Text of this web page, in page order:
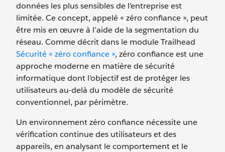
données les plus sensibles de l’entreprise est
limitée. Ce concept, appelé « zéro confiance », peut
être mis en œuvre à l’aide de la segmentation du
réseau. Comme décrit dans le module Trailhead
Sécurité « zéro confiance », zéro confiance est une
approche moderne en matière de sécurité
informatique dont l’objectif est de protéger les
utilisateurs au-delà du modèle de sécurité
conventionnel, par périmètre.
Un environnement zéro confiance nécessite une
vérification continue des utilisateurs et des
appareils, en analysant le comportement et le